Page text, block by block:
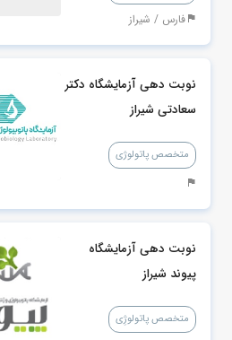
فارس / شیراز
نوبت دهی آزمایشگاه دکتر
سعادتی شیراز
متخصص پاتولوژی
نوبت دهی آزمایشگاه
پیوند شیراز
متخصص پاتولوژِی